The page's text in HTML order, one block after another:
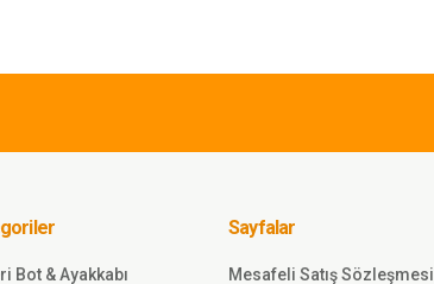
Bot & Ayakkabı
Sayfalar
Mesafeli Satış Sözleşmesi